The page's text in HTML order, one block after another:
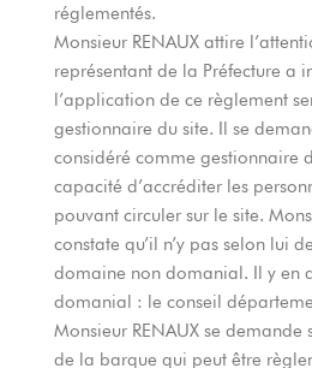
réglementés.
Monsieur RENAUX attire
représentant de la Préfecture a
l’application de ce règlement
gestionnaire du site. Il se
considéré comme gestionnaire
capacité d’accréditer les
pouvant circuler sur le site.
constate qu’il n’y pas selon lui
domaine non domanial. Il y en
domanial : le conseil
Monsieur RENAUX se demande
de la barque qui peut être